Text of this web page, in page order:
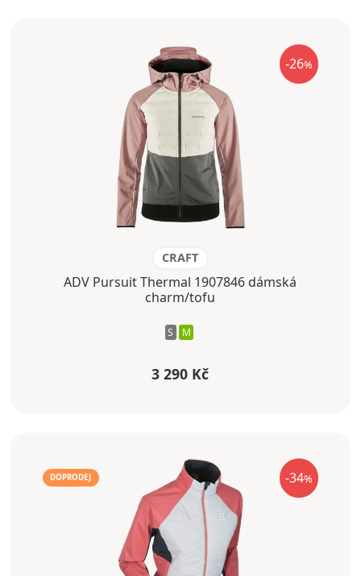
-26%
CRAFT
ADV Pursuit Thermal 1907846 dámská
charm/tofu
S M
3 290 Kč
-34%
DOPRODEJ